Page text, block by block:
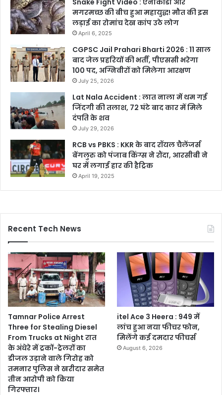
मगरमच्छ की बीच हुआ महायुद्ध! मौत की इस
लड़ाई का रोमांच देख कांप उठे लोग
April 6, 2025
CGPSC Jail Prahari Bharti 2026 : 11 साल
बाद जेल प्रहरियों की भर्ती, पीएससी भरेगा
100 पद, अग्निवीरों को मिलेगा आरक्षण
July 25, 2026
Lat Nala Accident : लात नाला में थम गई
जिंदगी की तलाश, 72 घंटे बाद कार में मिले
दंपति के शव
July 29, 2026
RCB vs PBKS : KKR के बाद रॉयल चैलेंजर्स
बेंगलुरु को पंजाब किंग्स ने रौंदा, आरसीबी ने
घर में लगाई हार की हैट्रिक
April 19, 2025
Recent Tech News
Tamnar Police Arrest
Three for Stealing Diesel
From Trucks at Night रात
के अंधेरे में ट्रकों-ट्रेलरों का
डीजल उड़ाने वाले गिरोह को
तमनार पुलिस ने खरीदार समेत
तीन आरोपी को किया
गिरफ्तार।
itel Ace 3 Heera : 949 में
लांच हुआ नया फीचर फोन,
मिलेंगे कई दमदार फीचर्स
August 6, 2026